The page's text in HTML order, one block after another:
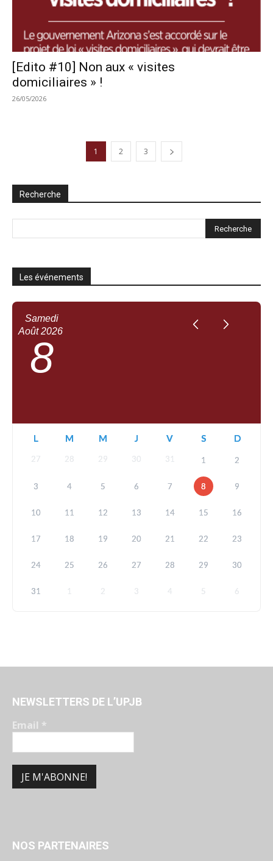
[Edito #10] Non aux « visites
domiciliaires » !
26/05/2026
1 2 3
Recherche
Les événements
Samedi
Août 2026
8
L M M J V S D
27 28 29 30 31 1 2
3 4 5 6 7 8 9
10 11 12 13 14 15 16
17 18 19 20 21 22 23
24 25 26 27 28 29 30
31 1 2 3 4 5 6
NEWSLETTERS DE L’UPJB
Email *
NOS PARTENAIRES